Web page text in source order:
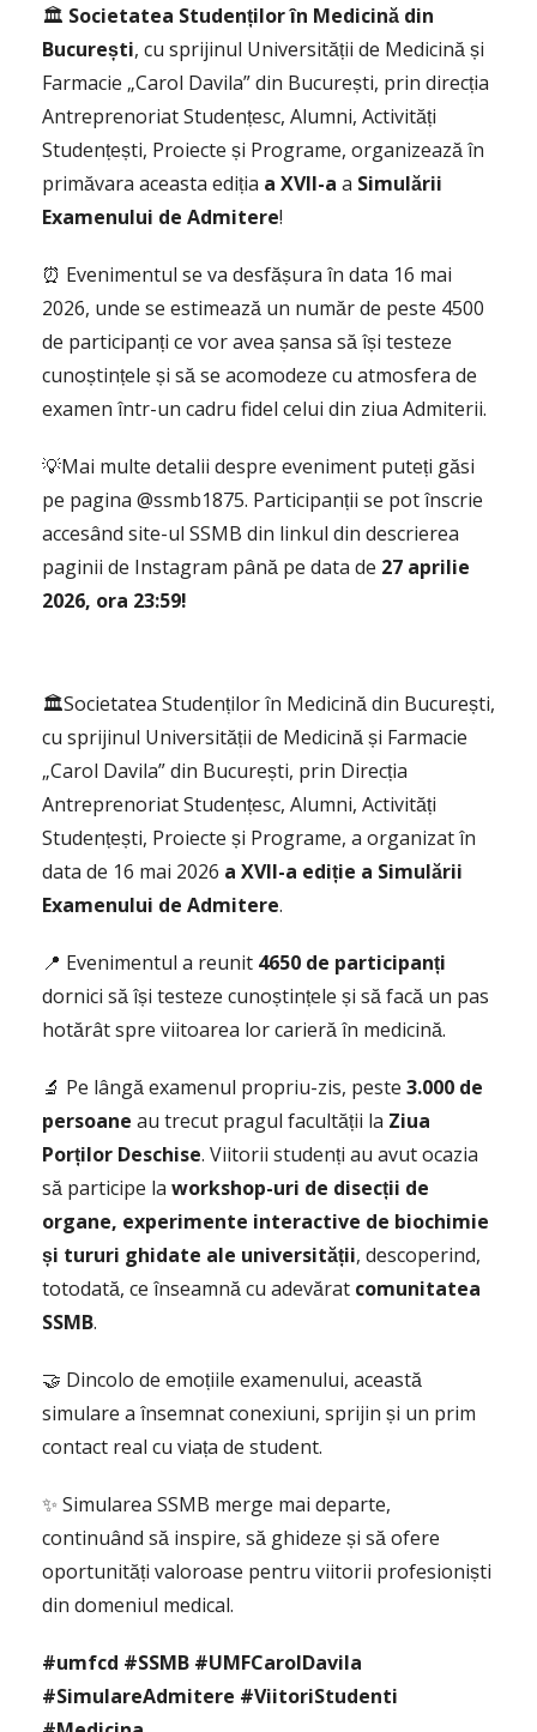
🏛️ Societatea Studenților în Medicină din
București, cu sprijinul Universității de Medicină și
Farmacie „Carol Davila” din București, prin direcția
Antreprenoriat Studențesc, Alumni, Activități
Studențești, Proiecte și Programe, organizează în
primăvara aceasta ediția a XVII-a a Simulării
Examenului de Admitere!
⏰ Evenimentul se va desfășura în data 16 mai
2026, unde se estimează un număr de peste 4500
de participanți ce vor avea șansa să își testeze
cunoștințele și să se acomodeze cu atmosfera de
examen într-un cadru fidel celui din ziua Admiterii.
💡Mai multe detalii despre eveniment puteți găsi
pe pagina @ssmb1875. Participanții se pot înscrie
accesând site-ul SSMB din linkul din descrierea
paginii de Instagram până pe data de 27 aprilie
2026, ora 23:59!
🏛️Societatea Studenților în Medicină din București,
cu sprijinul Universității de Medicină și Farmacie
„Carol Davila” din București, prin Direcția
Antreprenoriat Studențesc, Alumni, Activități
Studențești, Proiecte și Programe, a organizat în
data de 16 mai 2026 a XVII-a ediție a Simulării
Examenului de Admitere.
📍 Evenimentul a reunit 4650 de participanți
dornici să își testeze cunoștințele și să facă un pas
hotărât spre viitoarea lor carieră în medicină.
🔬 Pe lângă examenul propriu-zis, peste 3.000 de
persoane au trecut pragul facultății la Ziua
Porților Deschise. Viitorii studenți au avut ocazia
să participe la workshop-uri de disecții de
organe, experimente interactive de biochimie
și tururi ghidate ale universității, descoperind,
totodată, ce înseamnă cu adevărat comunitatea
SSMB.
🤝 Dincolo de emoțiile examenului, această
simulare a însemnat conexiuni, sprijin și un prim
contact real cu viața de student.
✨ Simularea SSMB merge mai departe,
continuând să inspire, să ghideze și să ofere
oportunități valoroase pentru viitorii profesioniști
din domeniul medical.
#umfcd #SSMB #UMFCarolDavila
#SimulareAdmitere #ViitoriStudenti